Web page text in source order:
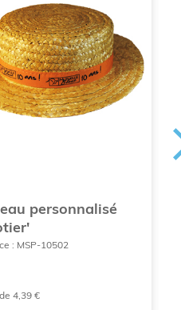
personnalisé
: MSP-10502
4,39 €